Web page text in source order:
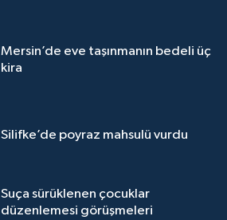
Mersin’de eve taşınmanın bedeli üç
kira
Silifke’de poyraz mahsulü vurdu
Suça sürüklenen çocuklar
düzenlemesi görüşmeleri